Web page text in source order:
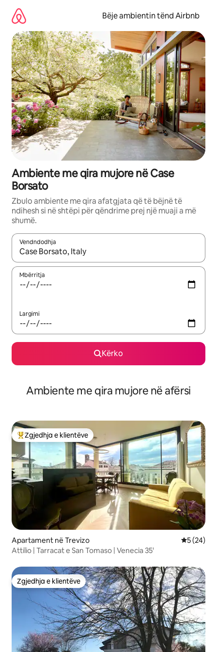
përmbajtja
Bëje ambientin tënd Airbnb
Ambiente me qira mujore në Case
Borsato
Zbulo ambiente me qira afatgjata që të bëjnë të
ndihesh si në shtëpi për qëndrime prej një muaji a më
shumë.
Vendndodhja
Kur rezultatet të jenë të disponueshme, lëviz me butonat e
Mbërritja
Largimi
Kërko
Ambiente me qira mujore në afërsi
Më të mirat e zgjedhjeve të klientëve
Zgjedhja e klientëve
Apartament në Trevizo Vlerësimi
5 (24)
Attilio | Tarracat e San Tomaso | Venecia 35'
Zgjedhja e klientëve
Zgjedhja e klientëve